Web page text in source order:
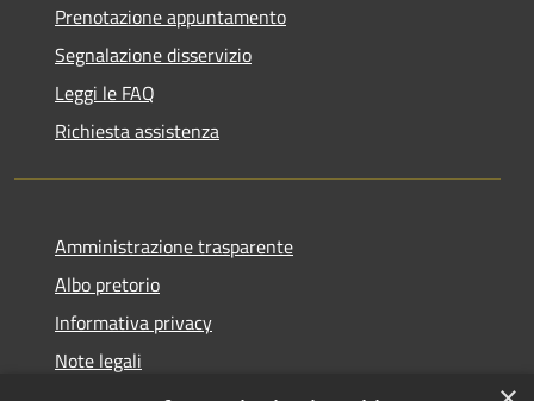
Prenotazione appuntamento
Segnalazione disservizio
Leggi le FAQ
Richiesta assistenza
Amministrazione trasparente
Albo pretorio
Informativa privacy
Note legali